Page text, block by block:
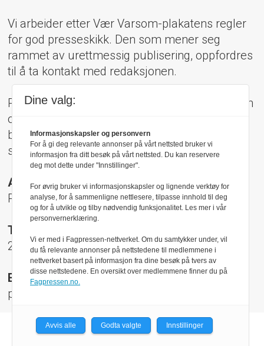
Vi arbeider etter Vær Varsom-plakatens regler
for god presseskikk. Den som mener seg
rammet av urettmessig publisering, oppfordres
til å ta kontakt med redaksjonen.
Pressens Faglige Utvalg (PFU) er et klageorgan
oppnevnt av Norsk Presseforbund som
behandler klager mot mediene i presseetiske
spørsmål.
Adresse:
Rådhusgt 17, 0158 Oslo
Telefon:
22 40 50 40
E-post:
pfu@presse.no
Dine valg:
Informasjonskapsler og personvern
For å gi deg relevante annonser på vårt nettsted bruker vi
informasjon fra ditt besøk på vårt nettsted. Du kan reservere
deg mot dette under "Innstillinger".
For øvrig bruker vi informasjonskapsler og lignende verktøy for
analyse, for å sammenligne nettlesere, tilpasse innhold til deg
og for å utvikle og tilby nødvendig funksjonalitet. Les mer i vår
personvernerklæring.
Vi er med i Fagpressen-nettverket. Om du samtykker under, vil
du få relevante annonser på nettstedene til medlemmene i
nettverket basert på informasjon fra dine besøk på tvers av
disse nettstedene. En oversikt over medlemmene finner du på
Fagpressen.no.
Avvis alle Godta valgte Innstillinger